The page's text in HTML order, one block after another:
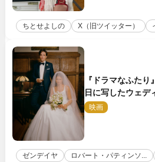
ちとせよしの X（旧ツイッター）
『ドラマなふたり
日に写したウェ
イヤ×ロバート・
ー映像も
映画
ゼンデイヤ ロバート・パティンソ...